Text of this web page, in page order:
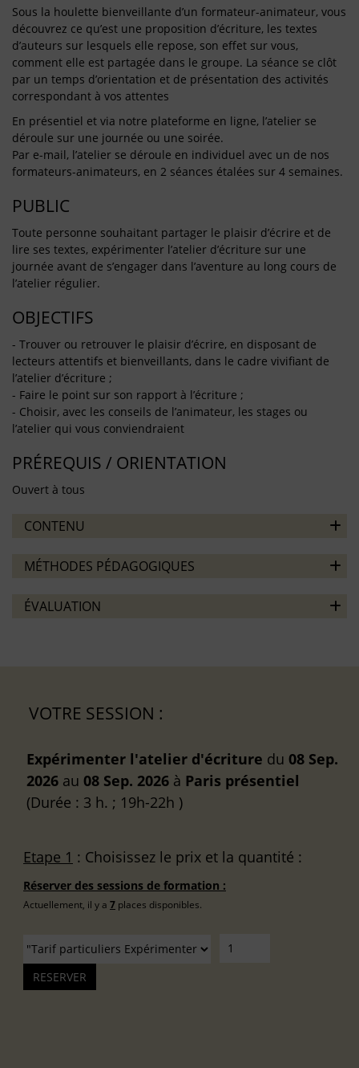
Sous la houlette bienveillante d’un formateur-animateur, vous
découvrez ce qu’est une proposition d’écriture, les textes
d’auteurs sur lesquels elle repose, son effet sur vous,
comment elle est partagée dans le groupe. La séance se clôt
par un temps d’orientation et de présentation des activités
correspondant à vos attentes
En présentiel et via notre plateforme en ligne, l’atelier se
déroule sur une journée ou une soirée.
Par e-mail, l’atelier se déroule en individuel avec un de nos
formateurs-animateurs, en 2 séances étalées sur 4 semaines.
PUBLIC
Toute personne souhaitant partager le plaisir d’écrire et de
lire ses textes, expérimenter l’atelier d’écriture sur une
journée avant de s’engager dans l’aventure au long cours de
l’atelier régulier.
OBJECTIFS
- Trouver ou retrouver le plaisir d’écrire, en disposant de
lecteurs attentifs et bienveillants, dans le cadre vivifiant de
l’atelier d’écriture ;
- Faire le point sur son rapport à l’écriture ;
- Choisir, avec les conseils de l’animateur, les stages ou
l’atelier qui vous conviendraient
PRÉREQUIS / ORIENTATION
Ouvert à tous
CONTENU
MÉTHODES PÉDAGOGIQUES
ÉVALUATION
VOTRE SESSION :
Expérimenter l'atelier d'écriture du 08 Sep.
2026 au 08 Sep. 2026 à Paris présentiel
(Durée : 3 h. ; 19h-22h )
Etape 1 : Choisissez le prix et la quantité :
Réserver des sessions de formation :
Actuellement, il y a 7 places disponibles.